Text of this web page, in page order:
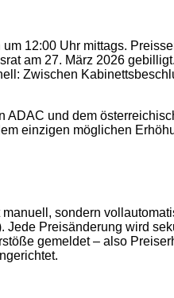
12:00 Uhr mittags.
am 27. März 2026
Zwischen
ADAC und dem
einzigen möglichen
sondern
Jede Preisänderung wird
gemeldet – also